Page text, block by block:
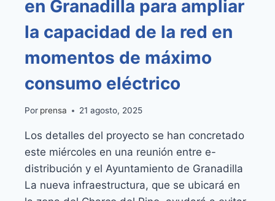
en Granadilla para ampliar
la capacidad de la red en
momentos de máximo
consumo eléctrico
Por prensa 21 agosto, 2025
Los detalles del proyecto se han concretado
este miércoles en una reunión entre e-
distribución y el Ayuntamiento de Granadilla
La nueva infraestructura, que se ubicará en